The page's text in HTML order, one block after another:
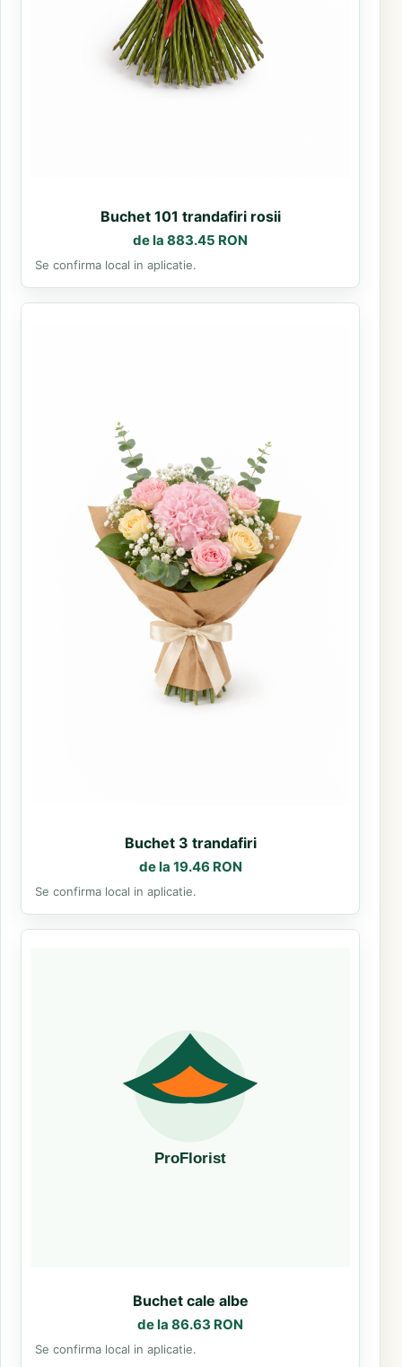
Buchet 101 trandafiri rosii
de la 883.45 RON
Se confirma local in aplicatie.
Buchet 3 trandafiri
de la 19.46 RON
Se confirma local in aplicatie.
Buchet cale albe
de la 86.63 RON
Se confirma local in aplicatie.